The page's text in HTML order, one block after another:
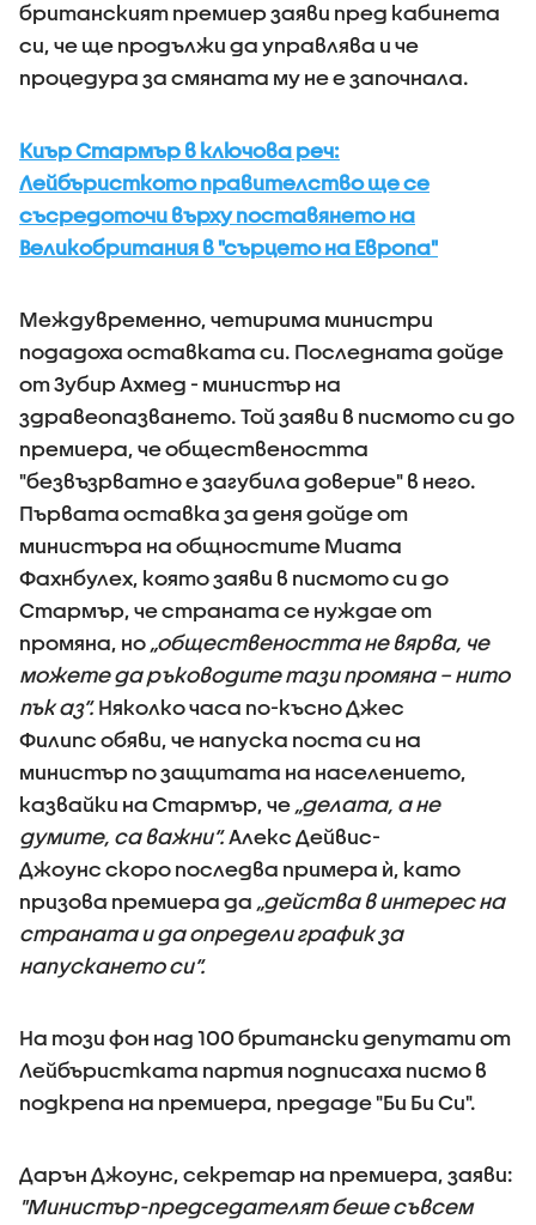
британският премиер заяви пред кабинета
си, че ще продължи да управлява и че
процедура за смяната му не е започнала.
Киър Стармър в ключова реч:
Лейбъристкото правителство ще се
съсредоточи върху поставянето на
Великобритания в "сърцето на Европа"
Междувременно, четирима министри
подадоха оставката си. Последната дойде
от Зубир Ахмед - министър на
здравеопазването. Той заяви в писмото си до
премиера, че обществеността
"безвъзрватно е загубила доверие" в него.
Първата оставка за деня дойде от
министъра на общностите Миата
Фахнбулех, която заяви в писмото си до
Стармър, че страната се нуждае от
промяна, но „обществеността не вярва, че
можете да ръководите тази промяна – нито
пък аз“. Няколко часа по-късно Джес
Филипс обяви, че напуска поста си на
министър по защитата на населението,
казвайки на Стармър, че „делата, а не
думите, са важни“.Алекс Дейвис-
Джоунс скоро последва примера ѝ, като
призова премиера да „действа в интерес на
страната и да определи график за
напускането си“.
На този фон над 100 британски депутати от
Лейбъристката партия подписаха писмо в
подкрепа на премиера, предаде "Би Би Си".
Дарън Джоунс, секретар на премиера, заяви:
"Министър-председателят беше съвсем